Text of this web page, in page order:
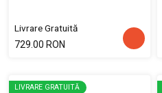
Livrare Gratuită
729.00 RON
LIVRARE GRATUITĂ